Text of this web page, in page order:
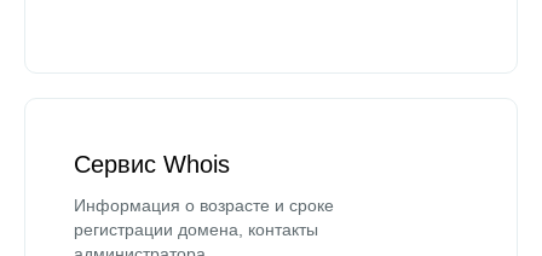
Сервис Whois
Информация о возрасте и сроке
регистрации домена, контакты